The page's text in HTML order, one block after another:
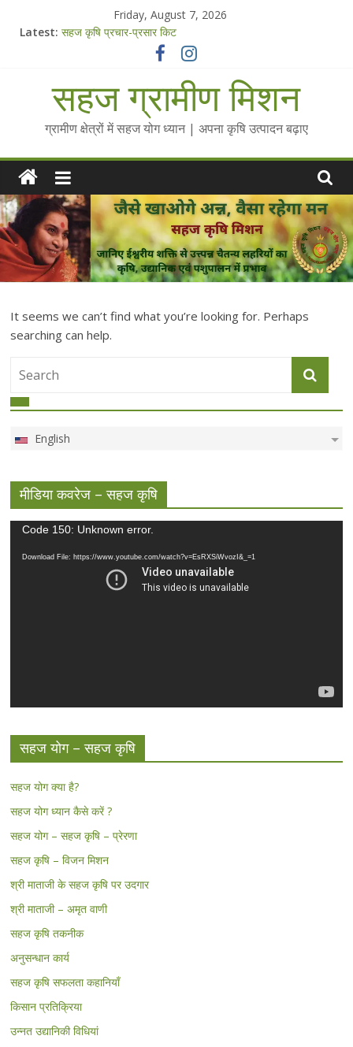
Friday, August 7, 2026
Latest: सहज कृषि प्रचार-प्रसार किट
Standee Designs @ 2025 for Sahaj Krishi Promotions
Chalo Gaon Ki Or Abhiyaan - 2025-26
Collected Talks on Vibrated Water
सहज ग्रामीण मिशन
ग्रामीण क्षेत्रों में सहज योग ध्यान | अपना कृषि उत्पादन बढ़ाए
It seems we can’t find what you’re looking for. Perhaps
searching can help.
English
मीडिया कवरेज – सहज कृषि
Video
Code 150: Unknown error.
Download File: https://www.youtube.com/watch?v=EsRXSiWvozI&_=1
सहज योग – सहज कृषि
सहज योग क्या है?
सहज योग ध्यान कैसे करें ?
सहज योग – सहज कृषि – प्रेरणा
सहज कृषि – विजन मिशन
श्री माताजी के सहज कृषि पर उदगार
श्री माताजी – अमृत वाणी
सहज कृषि तकनीक
अनुसन्धान कार्य
सहज कृषि सफलता कहानियाँ
किसान प्रतिक्रिया
उन्नत उद्यानिकी विधियां